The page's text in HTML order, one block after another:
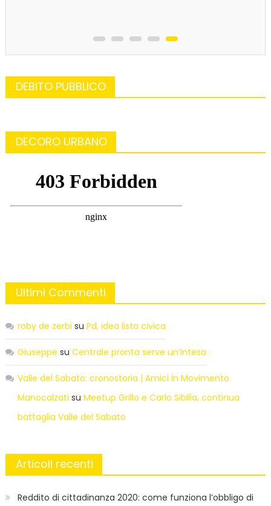
DEBITO PUBBLICO
DECORO URBANO
Ultimi Commenti
roby de zerbi su Pd, idea lista civica
Giuseppe su Centrale pronta serve un’intesa
Valle del Sabato: cronostoria | Amici in Movimento
Manocalzati su Meetup Grillo e Carlo Sibilia, continua
battaglia Valle del Sabato
Articoli recenti
Reddito di cittadinanza 2020: come funziona l’obbligo di